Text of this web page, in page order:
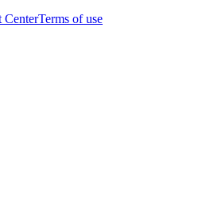
CenterTerms of use